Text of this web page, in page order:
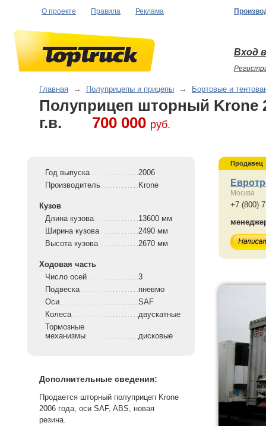
О проекте Правила Реклама
Вход
Главная → Полуприцепы и прицепы → Бортовые и
Полуприцеп шторный Krone
г.в.
700 000 руб.
Год выпуска
2006
Производитель
Krone
Кузов
Длина кузова
13600 мм
Ширина кузова
2490 мм
Высота кузова
2670 мм
Ходовая часть
Число осей
3
Подвеска
пневмо
Оси
SAF
Колеса
двускатные
Тормозные
механизмы
дисковые
Дополнительные сведения:
Продается шторный полуприцеп Krone
2006 года, оси SAF, ABS, новая
резина.
Продавец
Москва
+7 (800)